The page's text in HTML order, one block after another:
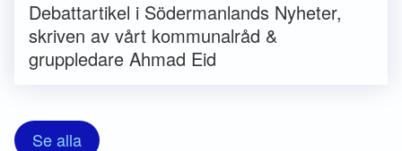
Debattartikel i Södermanlands Nyheter,
skriven av vårt kommunalråd &
gruppledare Ahmad Eid
Se alla